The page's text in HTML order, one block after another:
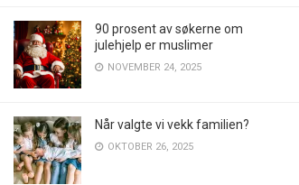
90 prosent av søkerne om
julehjelp er muslimer
NOVEMBER 24, 2025
Når valgte vi vekk familien?
OKTOBER 26, 2025